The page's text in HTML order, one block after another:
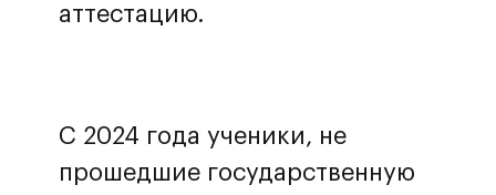
аттестацию.
С 2024 года ученики, не
прошедшие государственную